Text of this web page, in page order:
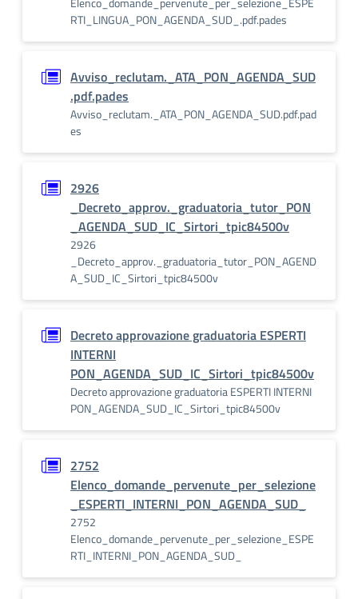
RTI_LINGUA_PON_AGENDA_SUD_.pdf.pades
Avviso_reclutam._ATA_PON_AGENDA_SUD
.pdf.pades
Avviso_reclutam._ATA_PON_AGENDA_SUD.pdf.pad
es
2926
_Decreto_approv._graduatoria_tutor_PON
_AGENDA_SUD_IC_Sirtori_tpic84500v
2926
_Decreto_approv._graduatoria_tutor_PON_AGEND
A_SUD_IC_Sirtori_tpic84500v
Decreto approvazione graduatoria ESPERTI
INTERNI
PON_AGENDA_SUD_IC_Sirtori_tpic84500v
Decreto approvazione graduatoria ESPERTI INTERNI
PON_AGENDA_SUD_IC_Sirtori_tpic84500v
2752
Elenco_domande_pervenute_per_selezione
_ESPERTI_INTERNI_PON_AGENDA_SUD_
2752
Elenco_domande_pervenute_per_selezione_ESPE
RTI_INTERNI_PON_AGENDA_SUD_